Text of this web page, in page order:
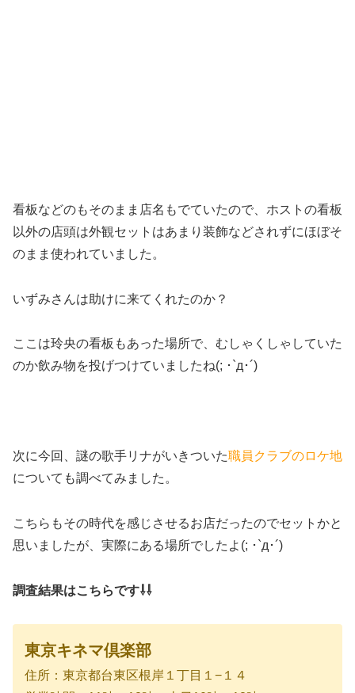
看板などのもそのまま店名もでていたので、ホストの看板
以外の店頭は外観セットはあまり装飾などされずにほぼそ
のまま使われていました。
いずみさんは助けに来てくれたのか？
ここは玲央の看板もあった場所で、むしゃくしゃしていた
のか飲み物を投げつけていましたね(; ･`д･´)
次に今回、謎の歌手リナがいきついた職員クラブのロケ地
についても調べてみました。
こちらもその時代を感じさせるお店だったのでセットかと
思いましたが、実際にある場所でしたよ(; ･`д･´)
調査結果はこちらです⇩⇩
東京キネマ倶楽部
住所：東京都台東区根岸１丁目１−１４